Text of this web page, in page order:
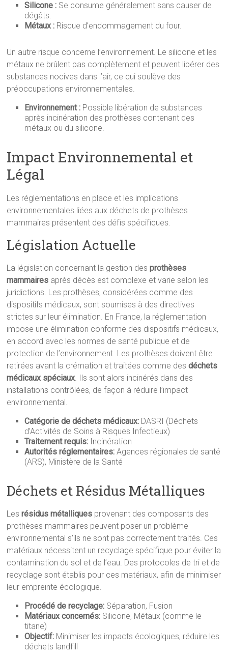
Silicone : Se consume généralement sans causer de
dégâts.
Métaux : Risque d’endommagement du four.
Un autre risque concerne l’environnement. Le silicone et les
métaux ne brûlent pas complètement et peuvent libérer des
substances nocives dans l’air, ce qui soulève des
préoccupations environnementales.
Environnement : Possible libération de substances
après incinération des prothèses contenant des
métaux ou du silicone.
Impact Environnemental et
Légal
Les réglementations en place et les implications
environnementales liées aux déchets de prothèses
mammaires présentent des défis spécifiques.
Législation Actuelle
La législation concernant la gestion desprothèses
mammaires après décès est complexe et varie selon les
juridictions. Les prothèses, considérées comme des
dispositifs médicaux, sont soumises à des directives
strictes sur leur élimination. En France, la réglementation
impose une élimination conforme des dispositifs médicaux,
en accord avec les normes de santé publique et de
protection de l’environnement. Les prothèses doivent être
retirées avant la crémation et traitées comme desdéchets
médicaux spéciaux. Ils sont alors incinérés dans des
installations contrôlées, de façon à réduire l’impact
environnemental.
Catégorie de déchets médicaux: DASRI (Déchets
d’Activités de Soins à Risques Infectieux)
Traitement requis: Incinération
Autorités réglementaires: Agences régionales de santé
(ARS), Ministère de la Santé
Déchets et Résidus Métalliques
Lesrésidus métalliques provenant des composants des
prothèses mammaires peuvent poser un problème
environnemental s’ils ne sont pas correctement traités. Ces
matériaux nécessitent un recyclage spécifique pour éviter la
contamination du sol et de l’eau. Des protocoles de tri et de
recyclage sont établis pour ces matériaux, afin de minimiser
leur empreinte écologique.
Procédé de recyclage: Séparation, Fusion
Matériaux concernés: Silicone, Métaux (comme le
titane)
Objectif: Minimiser les impacts écologiques, réduire les
déchets landfill